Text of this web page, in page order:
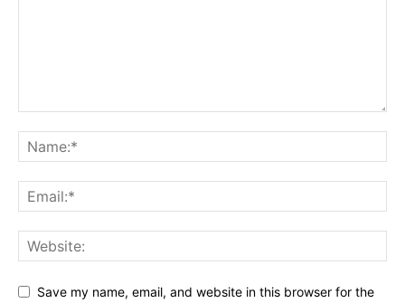
Save my name, email, and website in this browser for the